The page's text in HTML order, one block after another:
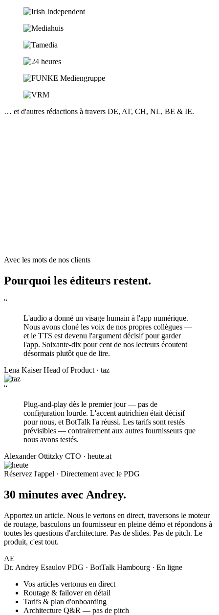
… et d'autres rédactions à travers DE, AT, CH, NL, BE & IE.
Avec les mots de nos clients
Pourquoi les éditeurs restent.
“
L'audio a donné un visage humain à l'app numérique.
Nous avons cloné les voix de nos propres collègues —
et le TTS est devenu l'argument décisif pour garder
l'app. Soixante-dix pour cent de nos lecteurs écoutent
désormais plutôt que de lire.
Lena Kaiser Head of Product · taz
“
Plug-and-play dès le premier jour — pas de
configuration lourde. L'accent autrichien était décisif
pour nous, et BotTalk l'a réussi. Les tarifs sont restés
prévisibles — contrairement aux autres fournisseurs que
nous avons testés.
Alexander Ottitzky CTO · heute.at
Réservez l'appel · Directement avec le PDG
30 minutes avec Andrey.
Apportez un article. Nous le vertons en direct, traversons le moteur
de routage, basculons un fournisseur en pleine démo et répondons à
toutes les questions d'architecture. Pas de slides. Pas de pitch. Le
produit, c'est tout.
AE
Dr. Andrey Esaulov PDG · BotTalk Hambourg · En ligne
Vos articles vertonus en direct
Routage & failover en détail
Tarifs & plan d'onboarding
Architecture Q&R — pas de pitch